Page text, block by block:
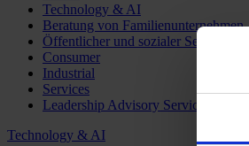
Technology & AI
Beratung von Familienunternehmen
Öffentlicher und sozialer Sektor
Consumer
Industrial
Services
Leadership Advisory Services
Technology & AI